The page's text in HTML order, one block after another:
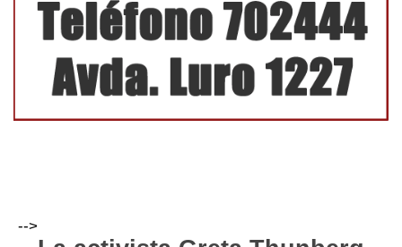
-->